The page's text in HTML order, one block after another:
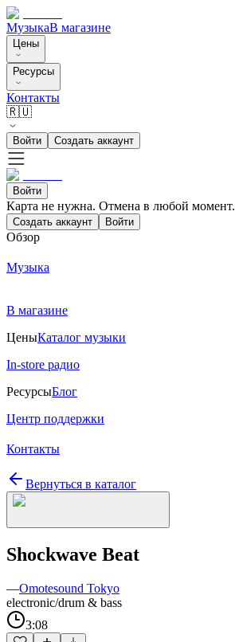
МузыкаВ магазине
Цены
Ресурсы
Контакты
🇷🇺
Войти Создать аккаунт
Войти
Карта не нужна. Отмена в любой момент.
Создать аккаунт Войти
Обзор
Музыка
В магазине
ЦеныКаталог музыки
In-store радио
РесурсыБлог
Центр поддержки
Контакты
Вернуться в каталог
Shockwave Beat
—Omotesound Tokyo
electronic/drum & bass
3:08